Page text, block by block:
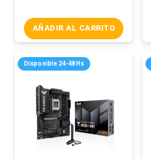
AÑADIR AL CARRITO
Disponible 24-48Hs